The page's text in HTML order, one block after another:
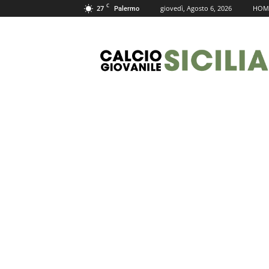
27 C Palermo giovedì, Agosto 6, 2026
Giovanile
Sicilia